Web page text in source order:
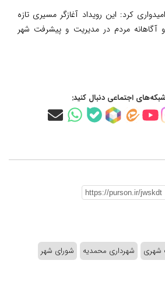
کرد: این رویداد آغازگر مسیری تازه
آگاهانه مردم در مدیریت و پیشرفت شهر
شبکه‌های اجتماعی دنبال کنید:
شهری شهرداری محمدیه
شورای شهر